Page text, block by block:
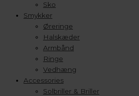
Sko
Smykker
Øreringe
Halskæder
Armbånd
Ringe
Vedhæng
Accessories
Solbriller & Briller